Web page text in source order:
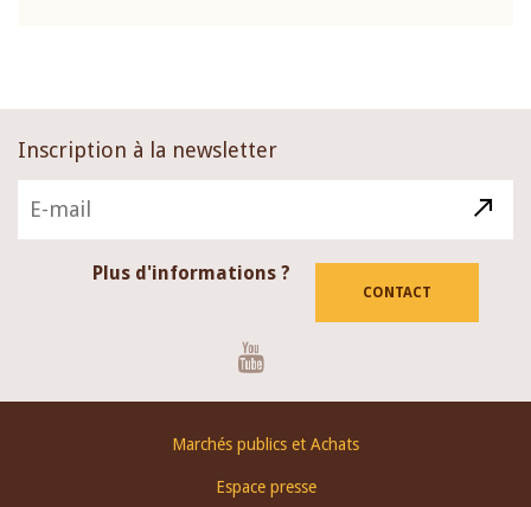
Inscription à la newsletter
Plus d'informations ?
CONTACT
Marchés publics et Achats
Espace presse